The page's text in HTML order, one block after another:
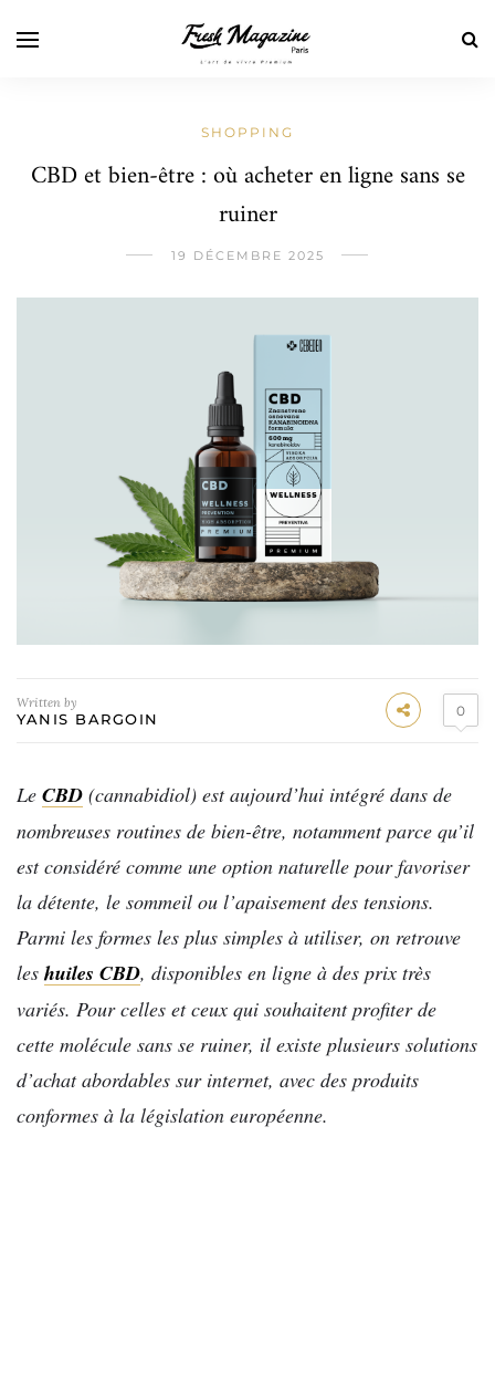
SHOPPING
CBD et bien-être : où acheter en ligne sans se
ruiner
19 DÉCEMBRE 2025
Written by
YANIS BARGOIN 0
Le CBD (cannabidiol) est aujourd’hui intégré dans de
nombreuses routines de bien-être, notamment parce qu’il
est considéré comme une option naturelle pour favoriser
la détente, le sommeil ou l’apaisement des tensions.
Parmi les formes les plus simples à utiliser, on retrouve
les huiles CBD, disponibles en ligne à des prix très
variés. Pour celles et ceux qui souhaitent profiter de
cette molécule sans se ruiner, il existe plusieurs solutions
d’achat abordables sur internet, avec des produits
conformes à la législation européenne.